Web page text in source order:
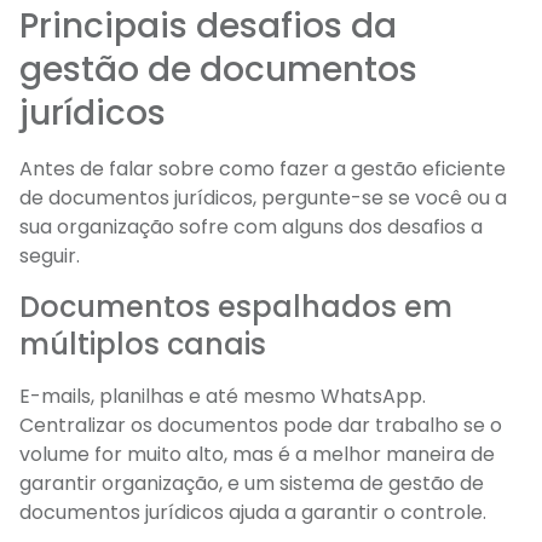
Principais desafios da
gestão de documentos
jurídicos
Antes de falar sobre como fazer a gestão eficiente
de documentos jurídicos, pergunte-se se você ou a
sua organização sofre com alguns dos desafios a
seguir.
Documentos espalhados em
múltiplos canais
E-mails, planilhas e até mesmo WhatsApp.
Centralizar os documentos pode dar trabalho se o
volume for muito alto, mas é a melhor maneira de
garantir organização, e um sistema de gestão de
documentos jurídicos ajuda a garantir o controle.